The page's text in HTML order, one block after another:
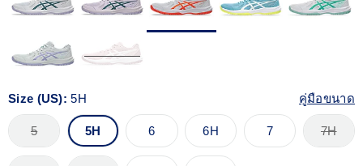
Size (US):5H คู่มือขนาด
5 5H 6 6H 7 7H